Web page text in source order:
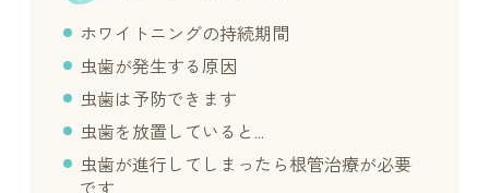
ホワイトニングの持続期間
虫歯が発生する原因
虫歯は予防できます
虫歯を放置していると…
虫歯が進行してしまったら根管治療が必要
です